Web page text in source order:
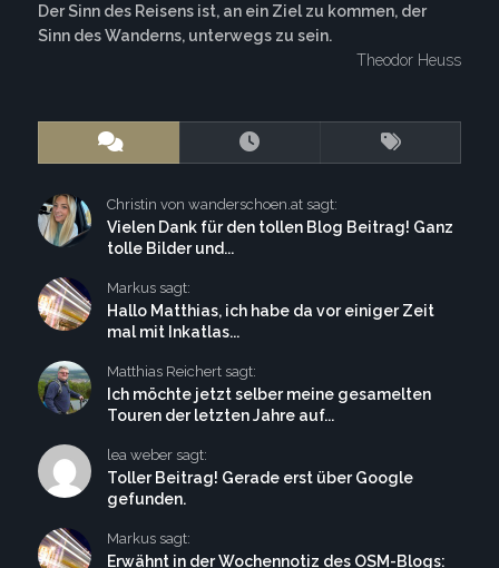
Der Sinn des Reisens ist, an ein Ziel zu kommen, der
Sinn des Wanderns, unterwegs zu sein.
Theodor Heuss
Christin von wanderschoen.at sagt:
Vielen Dank für den tollen Blog Beitrag! Ganz
tolle Bilder und...
Markus sagt:
Hallo Matthias, ich habe da vor einiger Zeit
mal mit Inkatlas...
Matthias Reichert sagt:
Ich möchte jetzt selber meine gesamelten
Touren der letzten Jahre auf...
lea weber sagt:
Toller Beitrag! Gerade erst über Google
gefunden.
Markus sagt:
Erwähnt in der Wochennotiz des OSM-Blogs: